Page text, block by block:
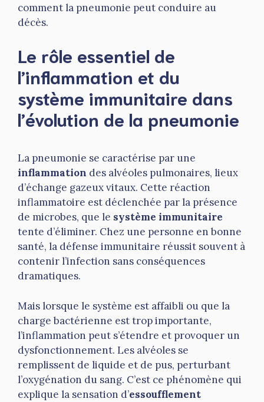
comment la pneumonie peut conduire au
décès.
Le rôle essentiel de
l’inflammation et du
système immunitaire dans
l’évolution de la pneumonie
La pneumonie se caractérise par une
inflammation des alvéoles pulmonaires, lieux
d’échange gazeux vitaux. Cette réaction
inflammatoire est déclenchée par la présence
de microbes, que le système immunitaire
tente d’éliminer. Chez une personne en bonne
santé, la défense immunitaire réussit souvent à
contenir l’infection sans conséquences
dramatiques.
Mais lorsque le système est affaibli ou que la
charge bactérienne est trop importante,
l’inflammation peut s’étendre et provoquer un
dysfonctionnement. Les alvéoles se
remplissent de liquide et de pus, perturbant
l’oxygénation du sang. C’est ce phénomène qui
explique la sensation d’essoufflement